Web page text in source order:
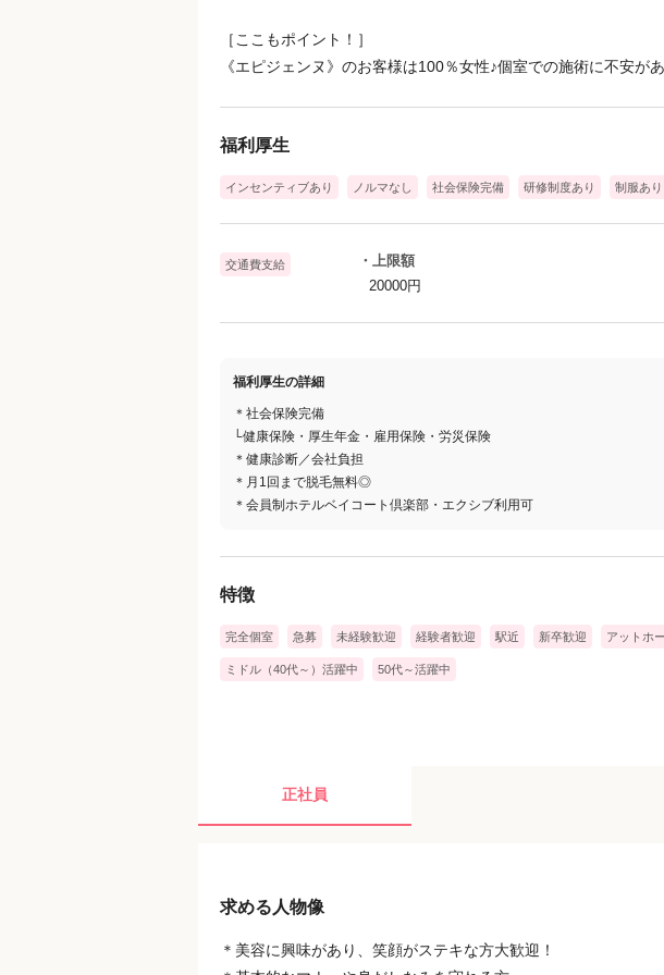
［ここもポイント！］
《エピジェンヌ》のお客様は100％女性♪個室での施術に不安が
福利厚生
インセンティブあり ノルマなし 社会保険完備 研修制度あり 制服あり
交通費支給
・上限額
20000円
福利厚生の詳細
＊社会保険完備
└健康保険・厚生年金・雇用保険・労災保険
＊健康診断／会社負担
＊月1回まで脱毛無料◎
＊会員制ホテルベイコート倶楽部・エクシブ利用可
特徴
完全個室 急募 未経験歓迎 経験者歓迎 駅近 新卒歓迎 アットホ
ミドル（40代～）活躍中 50代～活躍中
正社員
求める人物像
＊美容に興味があり、笑顔がステキな方大歓迎！